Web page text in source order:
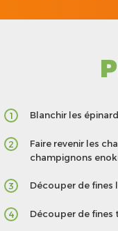
1 Blanchir les
2
Faire revenir les
champignons
3 Découper de fines
4 Découper de fines